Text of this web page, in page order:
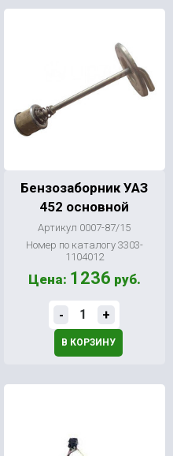
Бензозаборник УАЗ
452 основной
Артикул 0007-87/15
Номер по каталогу 3303-
1104012
Цена: 1236 руб.
- +
В КОРЗИНУ